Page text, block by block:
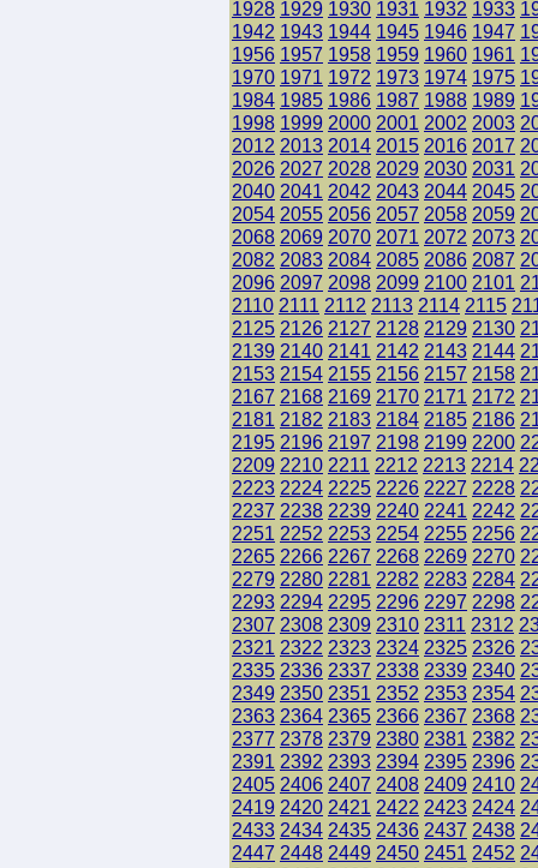
1928 1929 1930 1931 1932 1933
1942 1943 1944 1945 1946 1947
1956 1957 1958 1959 1960 1961
1970 1971 1972 1973 1974 1975
1984 1985 1986 1987 1988 1989
1998 1999 2000 2001 2002 2003
2012 2013 2014 2015 2016 2017
2026 2027 2028 2029 2030 2031
2040 2041 2042 2043 2044 2045
2054 2055 2056 2057 2058 2059
2068 2069 2070 2071 2072 2073
2082 2083 2084 2085 2086 2087
2096 2097 2098 2099 2100 2101
2110 2111 2112 2113 2114 2115
2125 2126 2127 2128 2129 2130
2139 2140 2141 2142 2143 2144
2153 2154 2155 2156 2157 2158
2167 2168 2169 2170 2171 2172
2181 2182 2183 2184 2185 2186
2195 2196 2197 2198 2199 2200
2209 2210 2211 2212 2213 2214
2223 2224 2225 2226 2227 2228
2237 2238 2239 2240 2241 2242
2251 2252 2253 2254 2255 2256
2265 2266 2267 2268 2269 2270
2279 2280 2281 2282 2283 2284
2293 2294 2295 2296 2297 2298
2307 2308 2309 2310 2311 2312
2321 2322 2323 2324 2325 2326
2335 2336 2337 2338 2339 2340
2349 2350 2351 2352 2353 2354
2363 2364 2365 2366 2367 2368
2377 2378 2379 2380 2381 2382
2391 2392 2393 2394 2395 2396
2405 2406 2407 2408 2409 2410
2419 2420 2421 2422 2423 2424
2433 2434 2435 2436 2437 2438
2447 2448 2449 2450 2451 2452